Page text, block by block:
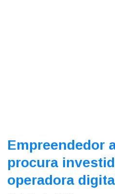
Empreendedor
procura
operadora